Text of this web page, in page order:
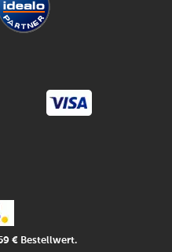
€ Bestellwert.